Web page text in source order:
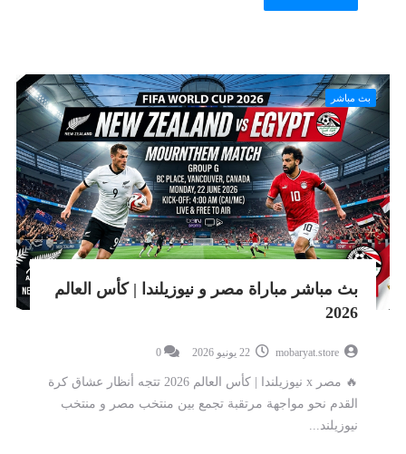
بث مباشر
بث مباشر مباراة مصر و نيوزيلندا | كأس العالم
2026
mobaryat.store
0
🔥 مصر x نيوزيلندا | كأس العالم 2026 تتجه أنظار عشاق كرة
القدم نحو مواجهة مرتقبة تجمع بين منتخب مصر و منتخب
نيوزيلند...